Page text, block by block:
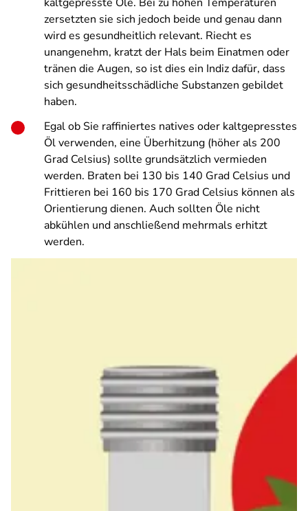
zersetzten sie sich jedoch beide und genau dann
wird es gesundheitlich relevant. Riecht es
unangenehm, kratzt der Hals beim Einatmen oder
tränen die Augen, so ist dies ein Indiz dafür, dass
sich gesundheitsschädliche Substanzen gebildet
haben.
Egal ob Sie raffiniertes natives oder kaltgepresstes
Öl verwenden, eine Überhitzung (höher als 200
Grad Celsius) sollte grundsätzlich vermieden
werden. Braten bei 130 bis 140 Grad Celsius und
Frittieren bei 160 bis 170 Grad Celsius können als
Orientierung dienen. Auch sollten Öle nicht
abkühlen und anschließend mehrmals erhitzt
werden.